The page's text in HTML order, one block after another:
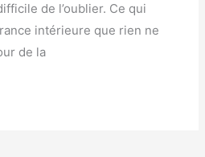
de l’oublier. Ce qui
intérieure que rien ne
de la